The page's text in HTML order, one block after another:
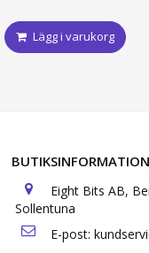
Lägg i varukorg
BUTIKSINFORMATION
Eight Bits AB,
Sollentuna
E-post: